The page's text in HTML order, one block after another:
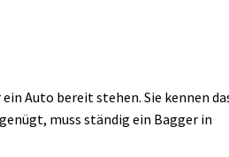
Auto bereit stehen. Sie kennen
muss ständig ein Bagger in